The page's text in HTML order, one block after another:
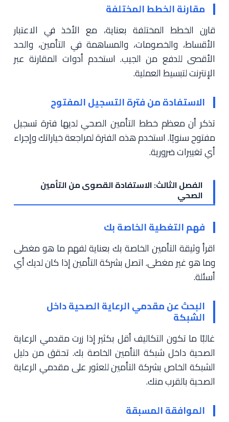
مقارنة الخطط المختلفة
قارن الخطط المختلفة بعناية، مع الأخذ في الاعتبار
الأقساط، والخصومات، والمساهمة في التأمين، والحد
الأقصى للدفع من الجيب. استخدم أدوات المقارنة عبر
الإنترنت لتبسيط العملية.
الاستفادة من فترة التسجيل المفتوح
تذكر أن معظم خطط التأمين الصحي لديها فترة تسجيل
مفتوح سنويًا. استخدم هذه الفترة لمراجعة خياراتك وإجراء
أي تغييرات ضرورية.
الفصل الثالث: الاستفادة القصوى من التأمين
الصحي
فهم التغطية الخاصة بك
اقرأ وثيقة التأمين الخاصة بك بعناية لفهم ما هو مغطى
وما هو غير مغطى. اتصل بشركة التأمين إذا كان لديك أي
أسئلة.
البحث عن مقدمي الرعاية الصحية داخل
الشبكة
غالبًا ما تكون التكاليف أقل بكثير إذا زرت مقدمي الرعاية
الصحية داخل شبكة التأمين الخاصة بك. تحقق من دليل
الشبكة الخاص بشركة التأمين للعثور على مقدمي الرعاية
الصحية بالقرب منك.
الموافقة المسبقة